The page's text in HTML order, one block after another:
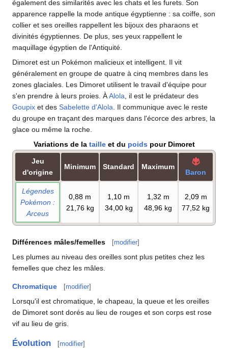
également des similarités avec les chats et les furets. Son
apparence rappelle la mode antique égyptienne : sa coiffe, son
collier et ses oreilles rappellent les bijoux des pharaons et
divinités égyptiennes. De plus, ses yeux rappellent le
maquillage égyptien de l'Antiquité.
Dimoret est un Pokémon malicieux et intelligent. Il vit
généralement en groupe de quatre à cinq membres dans les
zones glaciales. Les Dimoret utilisent le travail d'équipe pour
s'en prendre à leurs proies. ÀAlola , il est le prédateur des
Goupix et des Sabelette d'Alola . Il communique avec le reste
du groupe en traçant des marques dans l'écorce des arbres, la
glace ou même la roche.
Variations de la tailleet du poids pour Dimoret
Jeu
d'origine
Minimum Standard Maximum
Baron
Légendes
Pokémon :
Arceus
0,88 m
21,76 kg
1,10 m
34,00 kg
1,32 m
48,96 kg
2,09 m
77,52 kg
Différences mâles/femelles [modifier]
Les plumes au niveau des oreilles sont plus petites chez les
femelles que chez les mâles.
Chromatique [modifier]
Lorsqu'il est chromatique, le chapeau, la queue et les oreilles
de Dimoret sont dorés au lieu de rouges et son corps est rose
vif au lieu de gris.
Évolution [modifier]